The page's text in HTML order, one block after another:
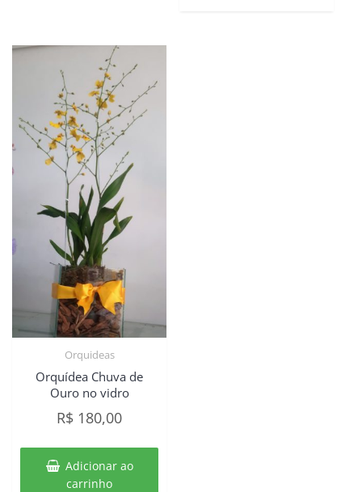
Orquideas
Orquídea Chuva de
Ouro no vidro
R$ 180,00
Adicionar ao
carrinho